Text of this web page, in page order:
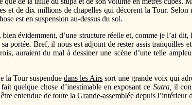
et de dix millions de chapelles qui décorent la Tour.
est en suspension au-dessus du sol.
bien évidemment, d’une structure réelle et, comme je l’ai
portée. Bref, il nous est adjoint de rester assis tranquilles
auraient du mal à dessiner une scène d’une telle
la Tour suspenduedans les Airs sort une grande voix qui
quelque chose d’inestimable en exposant ce Sutra, il
entendue de toute la Grande-assembléedepuis l’intérieur